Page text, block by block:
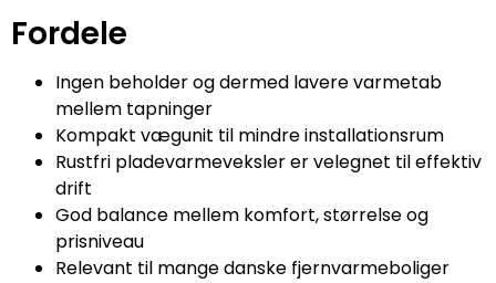
Fordele
Ingen beholder og dermed lavere varmetab
mellem tapninger
Kompakt vægunit til mindre installationsrum
Rustfri pladevarmeveksler er velegnet til effektiv
drift
God balance mellem komfort, størrelse og
prisniveau
Relevant til mange danske fjernvarmeboliger